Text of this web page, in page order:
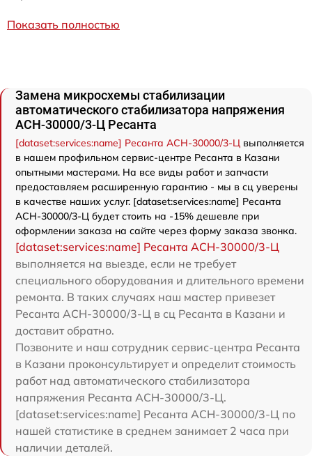
Показать полностью
Замена микросхемы стабилизации
автоматического стабилизатора напряжения
АСН-30000/3-Ц Ресанта
[dataset:services:name] Ресанта АСН-30000/3-Ц выполняется
в нашем профильном сервис-центре Ресанта в Казани
опытными мастерами. На все виды работ и запчасти
предоставляем расширенную гарантию - мы в сц уверены
в качестве наших услуг. [dataset:services:name] Ресанта
АСН-30000/3-Ц будет стоить на -15% дешевле при
оформлении заказа на сайте через форму заказа звонка.
[dataset:services:name] Ресанта АСН-30000/3-Ц
выполняется на выезде, если не требует
специального оборудования и длительного времени
ремонта. В таких случаях наш мастер привезет
Ресанта АСН-30000/3-Ц в сц Ресанта в Казани и
доставит обратно.
Позвоните и наш сотрудник сервис-центра Ресанта
в Казани проконсультирует и определит стоимость
работ над автоматического стабилизатора
напряжения Ресанта АСН-30000/3-Ц.
[dataset:services:name] Ресанта АСН-30000/3-Ц по
нашей статистике в среднем занимает 2 часа при
наличии деталей.